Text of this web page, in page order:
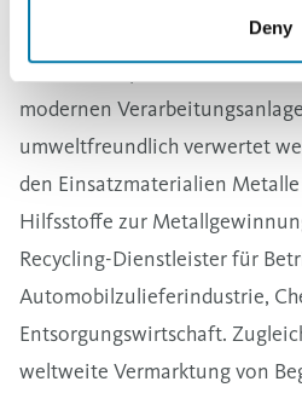
Deny
Spezielle industrielle
Produktionsprozessen
modernen
umweltfreundlich verwertet
den Einsatzmaterialien
Hilfsstoffe zur
Recycling-Dienstleister für
Automobilzulieferindustrie,
Entsorgungswirtschaft.
weltweite Vermarktung von